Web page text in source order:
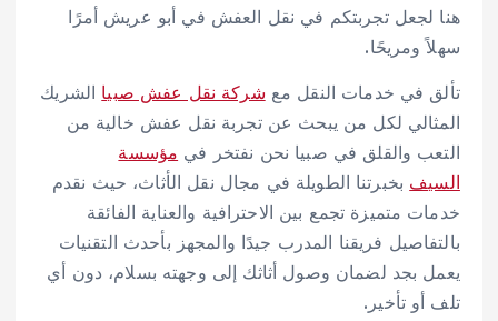
هنا لجعل تجربتكم في نقل العفش في أبو عريش أمرًا
سهلاً ومريحًا.
تألق في خدمات النقل مع شركة نقل عفش صبيا الشريك
المثالي لكل من يبحث عن تجربة نقل عفش خالية من
التعب والقلق في صبيا نحن نفتخر في مؤسسة
السيف بخبرتنا الطويلة في مجال نقل الأثاث، حيث نقدم
خدمات متميزة تجمع بين الاحترافية والعناية الفائقة
بالتفاصيل فريقنا المدرب جيدًا والمجهز بأحدث التقنيات
يعمل بجد لضمان وصول أثاثك إلى وجهته بسلام، دون أي
تلف أو تأخير.